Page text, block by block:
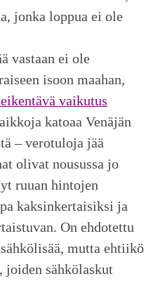
jonka loppua ei ole
vastaan ei ole
isoon maahan,
vaikutus
katoaa Venäjän
– verotuloja jää
olivat nousussa jo
ruuan hintojen
kaksinkertaisiksi ja
On ehdotettu
mutta ehtiikö
sähkölaskut